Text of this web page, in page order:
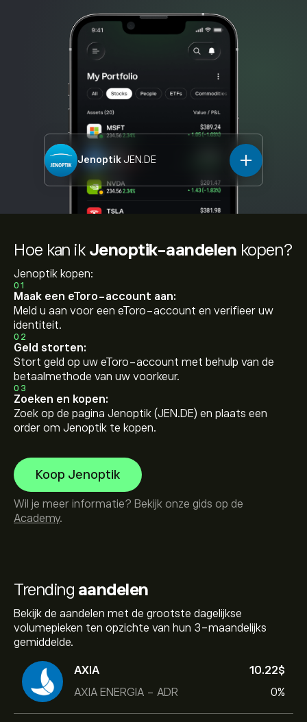
Jenoptik JEN.DE
Trending aandelen
Bekijk de aandelen met de grootste dagelijkse
volumepieken ten opzichte van hun 3-maandelijks
gemiddelde.
AXIA
AXIA ENERGIA - ADR
10.22‎$‎
0%
Hoe kan ik Jenoptik-aandelen kopen?
Jenoptik kopen:
01
Maak een eToro-account aan:
Meld u aan voor een eToro-account en verifieer uw
identiteit.
02
Geld storten:
Stort geld op uw eToro-account met behulp van de
betaalmethode van uw voorkeur.
03
Zoeken en kopen:
Zoek op de pagina Jenoptik (JEN.DE) en plaats een
order om Jenoptik te kopen.
Koop Jenoptik
Wil je meer informatie? Bekijk onze gids op de
Academy.